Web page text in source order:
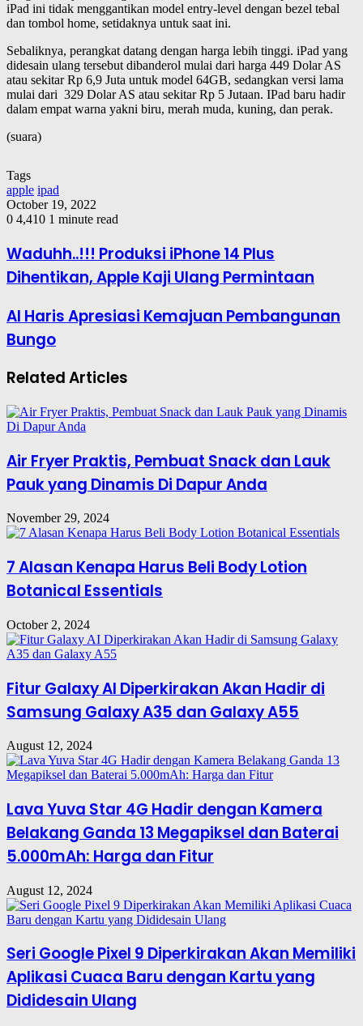
iPad ini tidak menggantikan model entry-level dengan bezel tebal
dan tombol home, setidaknya untuk saat ini.
Sebaliknya, perangkat datang dengan harga lebih tinggi. iPad yang
didesain ulang tersebut dibanderol mulai dari harga 449 Dolar AS
atau sekitar Rp 6,9 Juta untuk model 64GB, sedangkan versi lama
mulai dari 329 Dolar AS atau sekitar Rp 5 Jutaan. IPad baru hadir
dalam empat warna yakni biru, merah muda, kuning, dan perak.
(suara)
Tags
apple ipad
October 19, 2022
0 4,410 1 minute read
Waduhh..!!! Produksi iPhone 14 Plus
Dihentikan, Apple Kaji Ulang Permintaan
Al Haris Apresiasi Kemajuan Pembangunan
Bungo
Related Articles
Air Fryer Praktis, Pembuat Snack dan Lauk
Pauk yang Dinamis Di Dapur Anda
November 29, 2024
7 Alasan Kenapa Harus Beli Body Lotion
Botanical Essentials
October 2, 2024
Fitur Galaxy AI Diperkirakan Akan Hadir di
Samsung Galaxy A35 dan Galaxy A55
August 12, 2024
Lava Yuva Star 4G Hadir dengan Kamera
Belakang Ganda 13 Megapiksel dan Baterai
5.000mAh: Harga dan Fitur
August 12, 2024
Seri Google Pixel 9 Diperkirakan Akan Memiliki
Aplikasi Cuaca Baru dengan Kartu yang
Dididesain Ulang